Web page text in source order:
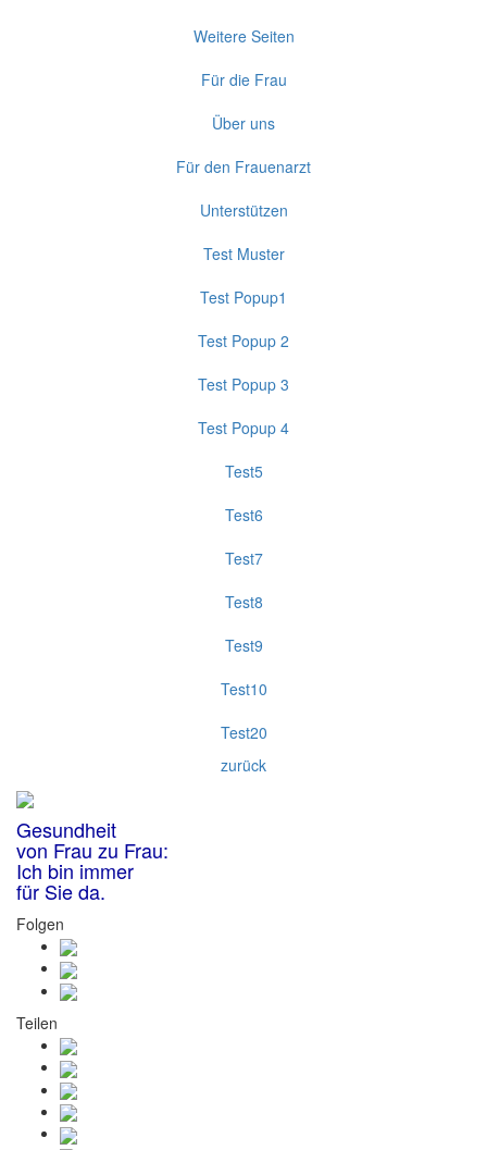
Weitere Seiten
Für die Frau
Über uns
Für den Frauenarzt
Unterstützen
Test Muster
Test Popup1
Test Popup 2
Test Popup 3
Test Popup 4
Test5
Test6
Test7
Test8
Test9
Test10
Test20
zurück
Gesundheit
von Frau zu Frau:
Ich bin immer
für Sie da.
Folgen
Teilen